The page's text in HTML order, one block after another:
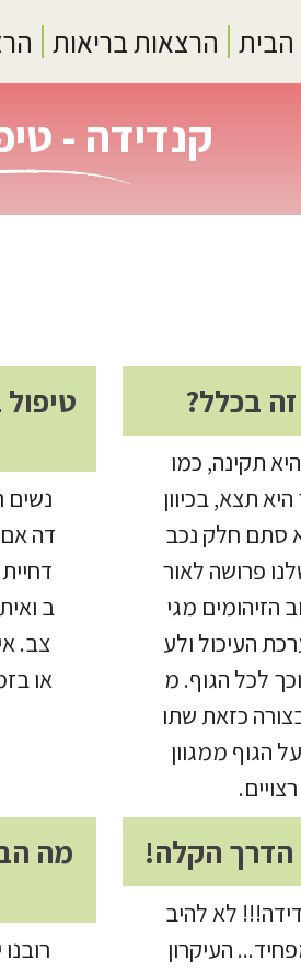
הרצאות בריאות
קנדידה -
בכלל?
תקינה, כמו
תצא, בכיוון
סתם חלק נכב
פרושה לאור
הזיהומים מגי
העיכול ולע
לכל הגוף. מ
כזאת שתו
הגוף ממגוון
טיפול
נשים
דה אם
ב
צב.
או
הדרך הקלה!
לא להיב
העיקרון
מה